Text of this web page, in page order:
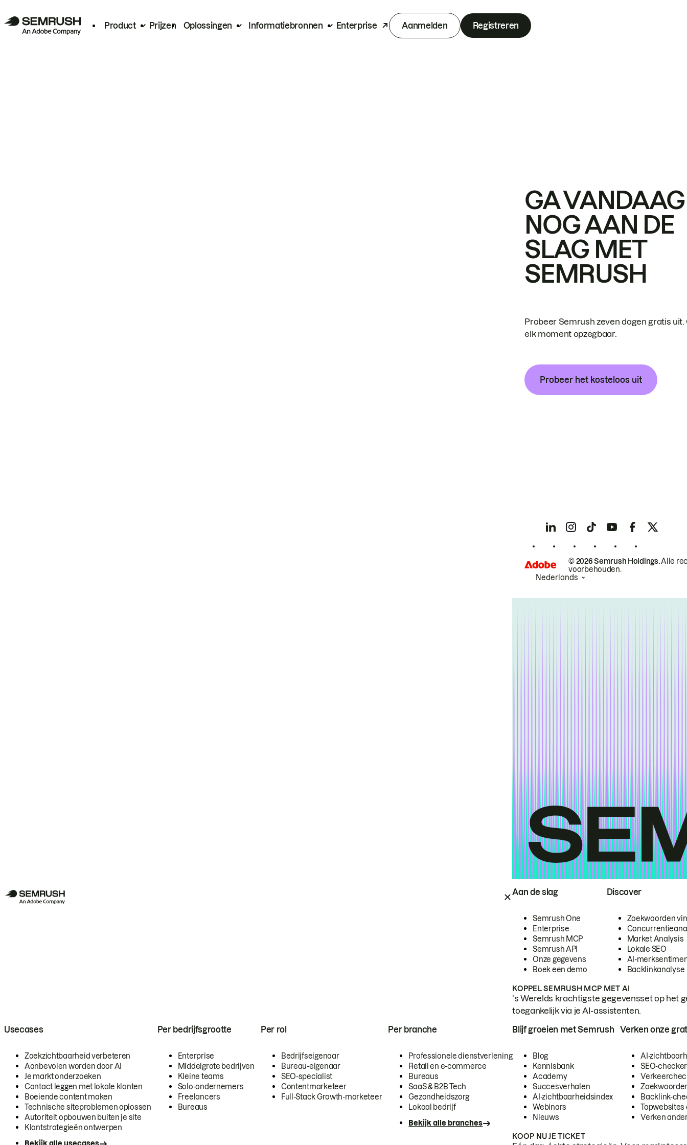
Product Prijzen Oplossingen Informatiebronnen Enterprise Aanmelden Registreren
Aan de slag
Semrush One
Enterprise
Semrush MCP
Semrush API
Onze gegevens
Boek een demo
Discover
Zoekwoorden
Market Analysis
Lokale SEO
AI-
Backlinkanalyse
KOPPEL SEMRUSH MCP MET AI
's Werelds krachtigste gegevensset op het
toegankelijk via je AI-assistenten.
Usecases
Zoekzichtbaarheid verbeteren
Aanbevolen worden door AI
Je markt onderzoeken
Contact leggen met lokale klanten
Boeiende content maken
Technische siteproblemen oplossen
Autoriteit opbouwen buiten je site
Klantstrategieën ontwerpen
Per bedrijfsgrootte
Enterprise
Middelgrote bedrijven
Kleine teams
Solo-ondernemers
Freelancers
Bureaus
Per rol
Bedrijfseigenaar
Bureau-eigenaar
SEO-specialist
Contentmarketeer
Full-Stack Growth-marketeer
Per branche
Professionele dienstverlening
Retail en e-commerce
Bureaus
SaaS & B2B Tech
Gezondheidszorg
Lokaal bedrijf
Bekijk alle branches
Blijf groeien met Semrush
Blog
Kennisbank
Academy
Succesverhalen
AI-zichtbaarheidsindex
Webinars
Nieuws
Verken onze
AI-
SEO-checker
Backlink-
Topwebsites
Verken
KOOP NU JE TICKET
GA VANDAAG
NOG AAN DE
SLAG MET
SEMRUSH
Probeer Semrush zeven dagen gratis uit.
elk moment opzegbaar.
Probeer het kosteloos uit
© 2026 Semrush Holdings.Alle
voorbehouden.
Nederlands